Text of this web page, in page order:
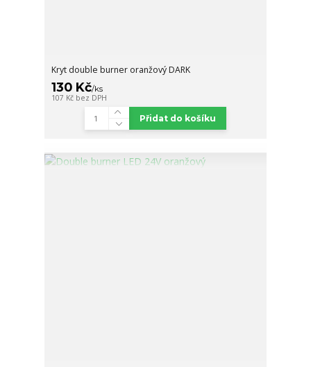
Kryt double burner oranžový DARK
130 Kč/ks
107 Kč bez DPH
Přidat do košíku